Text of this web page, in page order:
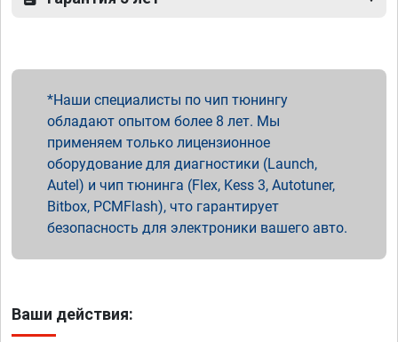
Наши специалисты по чип тюнингу
обладают опытом более 8 лет. Мы
применяем только лицензионное
оборудование для диагностики (Launch,
Autel) и чип тюнинга (Flex, Kess 3, Autotuner,
Bitbox, PCMFlash), что гарантирует
безопасность для электроники вашего авто.
Ваши действия: